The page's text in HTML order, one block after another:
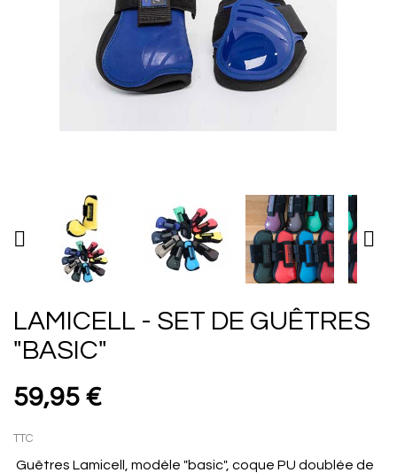
 
LAMICELL - SET DE GUÊTRES
"BASIC"
59,95 €
TTC
Guêtres Lamicell, modèle "basic", coque PU doublée de